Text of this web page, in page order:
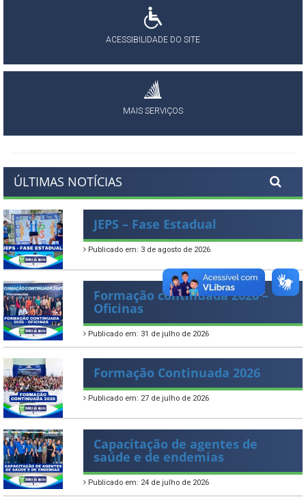
ACESSIBILIDADE DO SITE
MAIS SERVIÇOS
ÚLTIMAS NOTÍCIAS
JEPS – Fase Estadual
Publicado em: 3 de agosto de 2026
Formação continuada 2026 –
Oficinas
Publicado em: 31 de julho de 2026
Formação Continuada 2026
Publicado em: 27 de julho de 2026
Capacitação de agentes de
saúde e de endemias
Publicado em: 24 de julho de 2026